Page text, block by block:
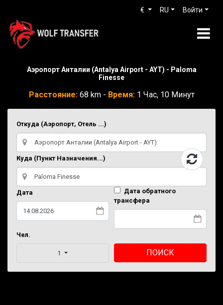
Войти
RU
€
Аэропорт Анталии (Antalya Airport - AYT) - Paloma
Finesse
Расстояние:68 km - Время:1 Час, 10 Минут
Откуда (Аэропорт, Отель ...)
Куда (Пункт Назначения...)
Дата
Дата обратного
трансфера
Чел.
1 ПОИСК